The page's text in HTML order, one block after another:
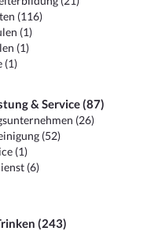
(116)
(1)
(1)
(1)
& Service (87)
(26)
(52)
(1)
(6)
(243)